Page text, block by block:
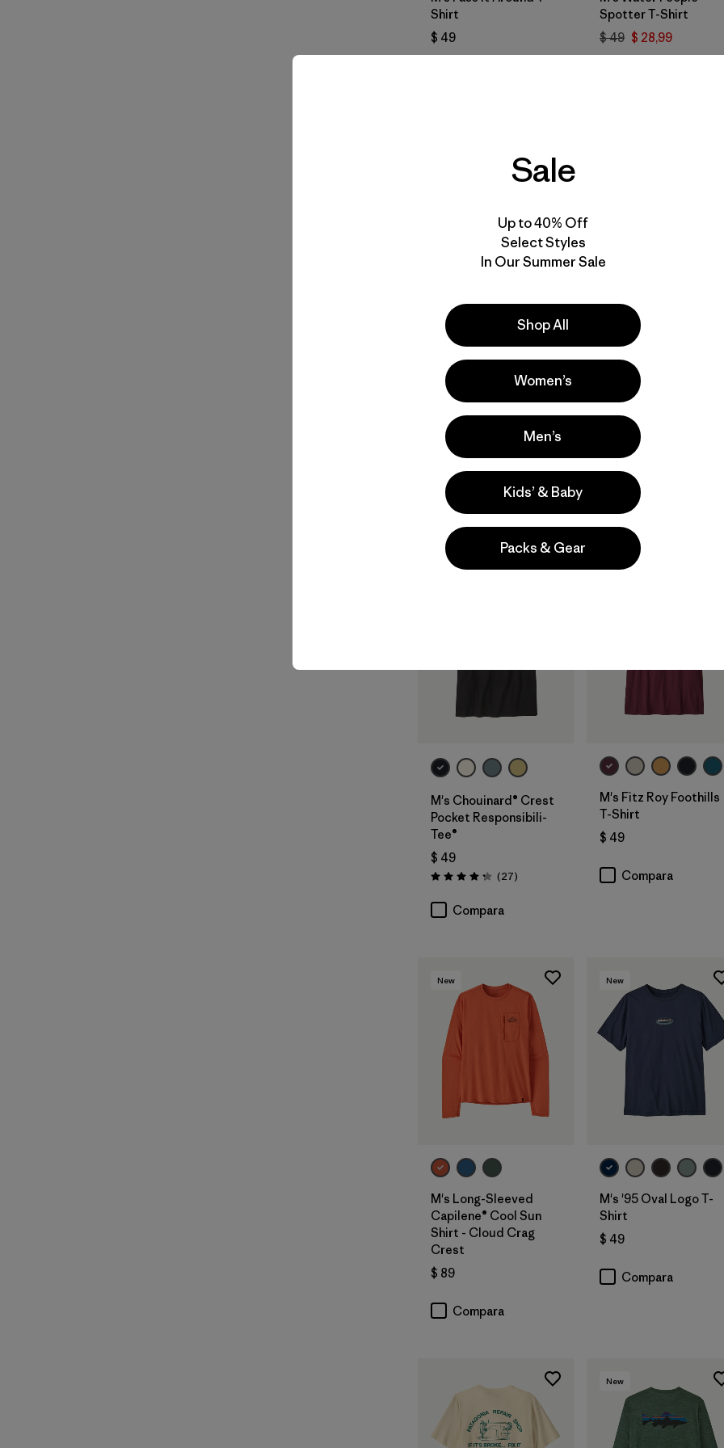
Shirt
$ 49
Spotter T-Shirt
$ 49 $ 28,99
M's Long-Sleeved
Capilene® Cool Daily
Shirt - Boardshort
Logo
Compara
M's Long-Sleeved Fitz
Roy Foothills T-Shirt
Compara
M's Chouinard® Crest
Pocket Responsibili-
Tee®
$ 49
Valoración: 4.2 / 5
(27Comentarios
)
Compara
M's Fitz Roy Foothills
T-Shirt
$ 49
Compara
New
M's Long-Sleeved
Capilene® Cool Sun
Shirt - Cloud Crag
Crest
$ 89
Compara
New
M's '95 Oval Logo T-
Shirt
$ 49
Compara
New
Sale
Up to 40% Off
Select Styles
In Our Summer Sale
Shop All
Women’s
Men’s
Kids’ & Baby
Packs & Gear